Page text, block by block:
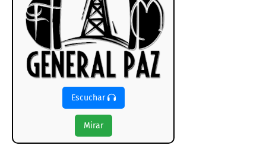
Escuchar
Mirar